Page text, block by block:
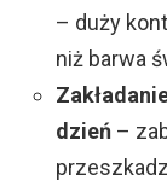
– duży
niż barwa
dzień –